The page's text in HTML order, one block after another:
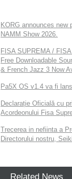
KORG announces new
NAMM Show 2026.
FISA SUPREMA /
Free Downloadable
& French Jazz 3 Now
Pa5X OS v1.4 va fi
Declarație Oficială cu
Acordeonului Fisa
Trecerea in nefiinta a
Directorului nostru,
Related News